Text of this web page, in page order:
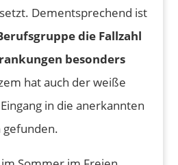
Dementsprechend ist
die Fallzahl
besonders
hat auch der weiße
in die anerkannten